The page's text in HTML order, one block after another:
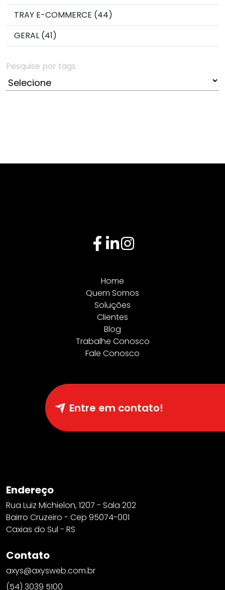
TRAY E-COMMERCE (44)
GERAL (41)
Pesquise por tags
Endereço
Rua Luiz Michielon, 1207 - Sala 202
Bairro Cruzeiro - Cep 95074-001
Caxias do Sul - RS
Contato
axys@axysweb.com.br
(54) 3039 5100
Home
Quem Somos
Soluções
Clientes
Blog
Trabalhe Conosco
Fale Conosco
Entre em contato!